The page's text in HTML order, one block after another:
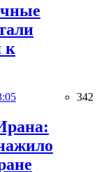
к
342